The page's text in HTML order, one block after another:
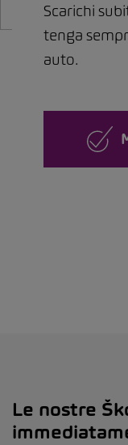
Scarichi
tenga
auto.
Le nostre